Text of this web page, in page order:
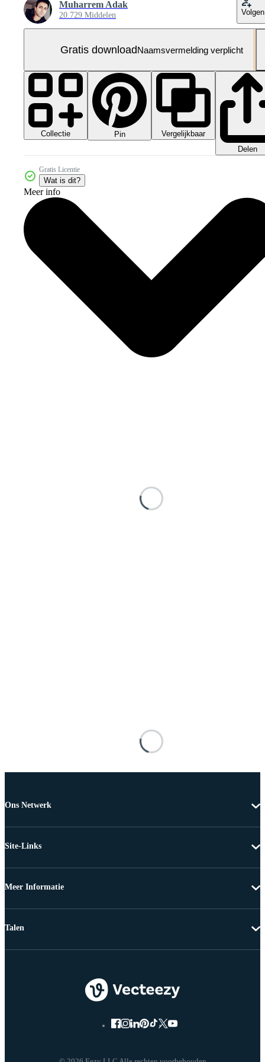
Muharrem Adak
20.729 Middelen Volgen
Gratis downloadNaamsvermelding verplicht
Collectie Pin
Vergelijkbaar
Delen
Gratis Licentie
Wat is dit?
Meer info
Ons Netwerk
Site-Links
Meer Informatie
Talen